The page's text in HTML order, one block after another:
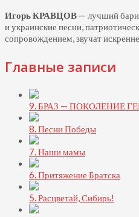
Игорь КРАВЦОВ — лучший
и украинские песни,
сопровождением, звучат
Главные записи
9. БРАЗ — ПОКОЛЕНИЕ
8. Песни Победы
7. Наши мамы
6. Притяжение Братска
5. Расцветай, Сибирь!